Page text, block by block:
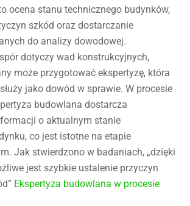
ocena stanu technicznego budynków,
szkód oraz dostarczanie
do analizy dowodowej.
dotyczy wad konstrukcyjnych,
może przygotować ekspertyzę, która
jako dowód w sprawie. W procesie
budowlana dostarcza
o aktualnym stanie
co jest istotne na etapie
Jak stwierdzono w badaniach, „dzięki
jest szybkie ustalenie przyczyn
Ekspertyza budowlana w procesie